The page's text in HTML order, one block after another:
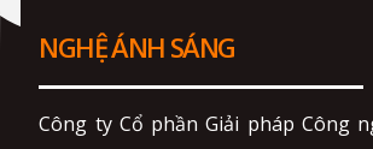
NGHỆ ÁNH SÁNG
Công ty Cổ phần Giải pháp Công